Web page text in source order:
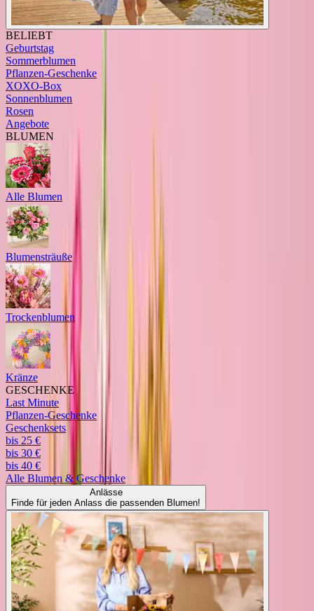
BELIEBT
Geburtstag
Sommerblumen
Pflanzen-Geschenke
XOXO-Box
Sonnenblumen
Rosen
Angebote
BLUMEN
Alle Blumen
Blumensträuße
Trockenblumen
Kränze
GESCHENKE
Last Minute
Pflanzen-Geschenke
Geschenksets
bis 25 €
bis 30 €
bis 40 €
Alle Blumen & Geschenke
Anlässe
Finde für jeden Anlass die passenden Blumen!